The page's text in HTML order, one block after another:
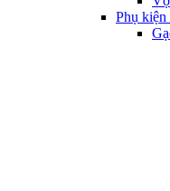
Phụ kiện